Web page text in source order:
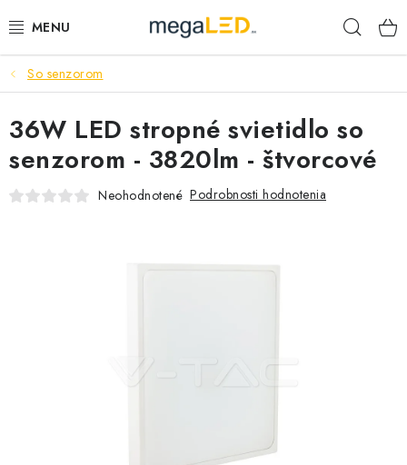
na
PRIEMYSEL
SVIETIDLÁ
ŽIAROVKY A TRUBICE
SEZÓNNE VÝPREDAJE POĽNOPOTREBY
So senzorom
36W LED stropné svietidlo so
senzorom - 3820lm - štvorcové
Neohodnotené Podrobnosti hodnotenia